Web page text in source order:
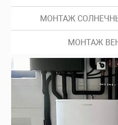
МОНТАЖ
МОНТАЖ